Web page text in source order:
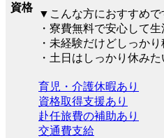
資格
▼こんな方におすすめで
・寮費無料で安心して
・未経験だけどしっか
・土日はしっかり休み
育児・介護休暇あり
資格取得支援あり
赴任旅費の補助あり
交通費支給